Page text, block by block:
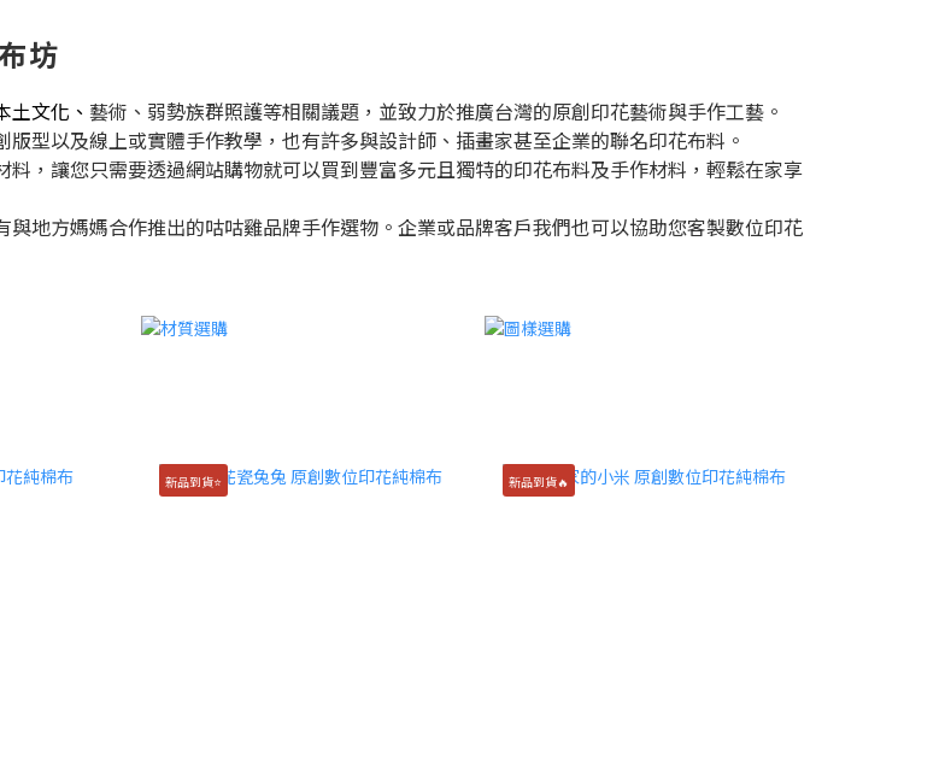
坊
土文化、 藝術、弱勢族群照護等相關議題，並致力於推廣台灣的原創印花藝術與手作工藝。
型以及線上或實體手作教學，也有許多與設計師、插畫家甚至企業的聯名印花布料。
，讓您只需要透過網站購物就可以買到豐富多元且獨特的印花布料及手作材料，輕鬆在家享
地方媽媽合作推出的咕咕雞品牌手作選物。企業或品牌客戶我們也可以協助您客製數位印花
新品到貨⭐️ 新品到貨🔥